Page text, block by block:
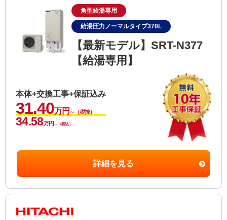
角型給湯専用
給湯圧力ノーマルタイプ370L
【最新モデル】SRT-N377
【給湯専用】
本体+交換工事+保証込み
31.40万円 ～（税抜）
34.58万円 ～（税込）
詳細を見る